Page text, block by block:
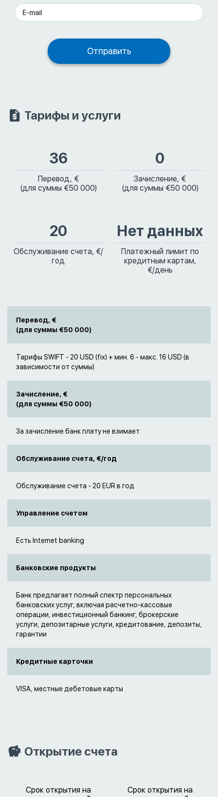
Тарифы и услуги
36
Перевод, €
(для суммы €50 000)
0
Зачисление, €
(для суммы €50 000)
20
Обслуживание счета, €/
год
Нет данных
Платежный лимит по
кредитным картам,
€/день
Перевод, €
(для суммы €50 000)
Тарифы SWIFT - 20 USD (fix) + мин. 6 - макс. 16 USD (в
зависимости от суммы)
Зачисление, €
(для суммы €50 000)
За зачисление банк плату не взимает
Обслуживание счета, €/год
Обслуживание счета - 20 EUR в год
Управление счетом
Есть Internet banking
Банковские продукты
Банк предлагает полный спектр персональных
банковских услуг, включая расчетно-кассовые
операции, инвестиционный банкинг, брокерские
услуги, депозитарные услуги, кредитование, депозиты,
гарантии
Кредитные карточки
VISA, местные дебетовые карты
Открытие счета
Срок открытия на
Срок открытия на